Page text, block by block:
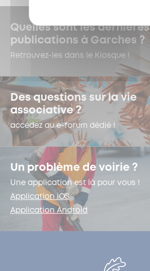
Quelles sont les dernières
publications à Garches ?
Retrouvez-les dans le Kiosque !
Des questions sur la vie
associative ?
accédez au e-forum dédié !
Un problème de voirie ?
Une application est là pour vous !
Application iOS
Application Android